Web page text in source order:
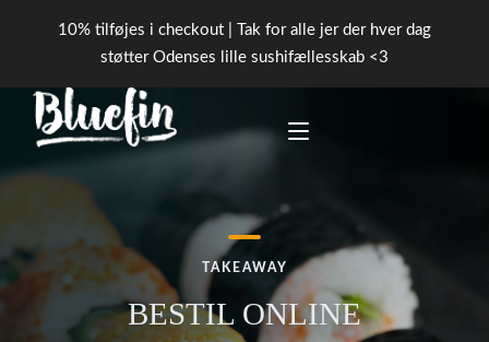
FORSIDE
BOOK BORD
TAKEAWAY
BESTIL ONLINE
10% tilføjes i checkout | Tak for alle jer der hver dag
støtter Odenses lille sushifællesskab <3